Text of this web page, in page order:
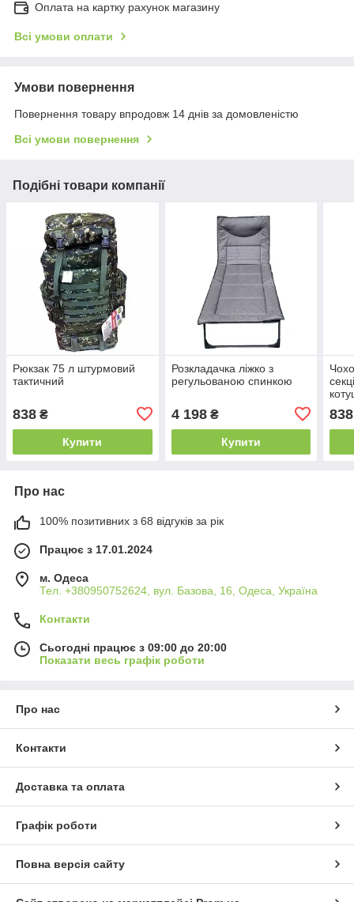
Оплата на картку рахунок магазину
Всі умови оплати
Умови повернення
Повернення товару впродовж 14 днів за домовленістю
Всі умови повернення
Подібні товари компанії
Рюкзак 75 л штурмовий
тактичний
838 ₴
Купити
Розкладачка ліжко з
регульованою спинкою
4 198₴
Купити
838
Про нас
100% позитивних з 68 відгуків за рік
Працює з 17.01.2024
м. Одеса
Тел. +380950752624, вул. Базова, 16, Одеса, Україна
Контакти
Сьогодні працює з 09:00 до 20:00
Показати весь графік роботи
Про нас
Контакти
Доставка та оплата
Графік роботи
Повна версія сайту